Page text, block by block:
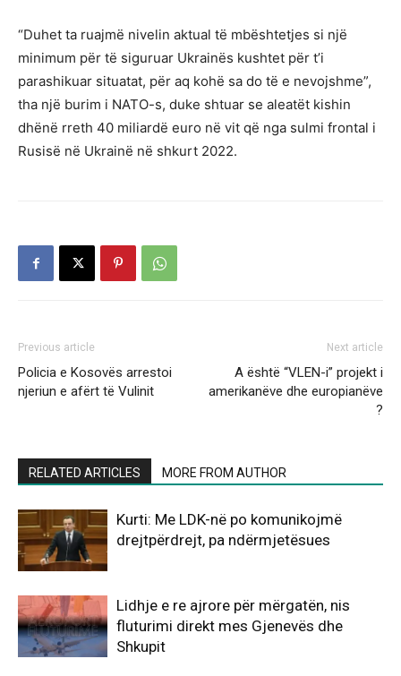
“Duhet ta ruajmë nivelin aktual të mbështetjes si një
minimum për të siguruar Ukrainës kushtet për t’i
parashikuar situatat, për aq kohë sa do të e nevojshme”,
tha një burim i NATO-s, duke shtuar se aleatët kishin
dhënë rreth 40 miliardë euro në vit që nga sulmi frontal i
Rusisë në Ukrainë në shkurt 2022.
Previous article
Policia e Kosovës arrestoi
njeriun e afërt të Vulinit
Next article
A është “VLEN-i” projekt i
amerikanëve dhe europianëve
?
RELATED ARTICLES MORE FROM AUTHOR
Kurti: Me LDK-në po komunikojmë
drejtpërdrejt, pa ndërmjetësues
Lidhje e re ajrore për mërgatën, nis
fluturimi direkt mes Gjenevës dhe
Shkupit